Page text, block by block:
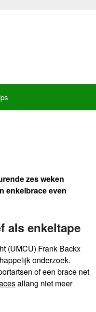
zes weken
enkelbrace even
als enkeltape
(UMCU) Frank Backx
onderzoek.
of een brace net
allang niet meer